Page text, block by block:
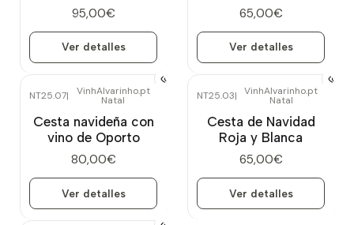
95,00€
Ver detalles
65,00€
Ver detalles
Agotado
NT25.07| VinhAlvarinho.pt
Natal
Cesta navideña con
vino de Oporto
80,00€
Ver detalles
Agotado
NT25.03| VinhAlvarinho.pt
Natal
Cesta de Navidad
Roja y Blanca
65,00€
Ver detalles